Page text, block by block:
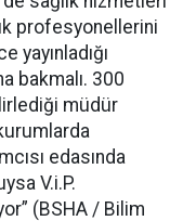
profesyonellerini
bakmalı. 300
müdür
edasında
V.i.P.
(BSHA / Bilim